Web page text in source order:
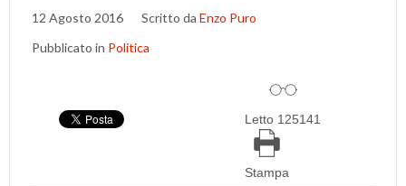
12 Agosto 2016 Scritto da Enzo Puro
Pubblicato in Politica
Letto 125141
Stampa